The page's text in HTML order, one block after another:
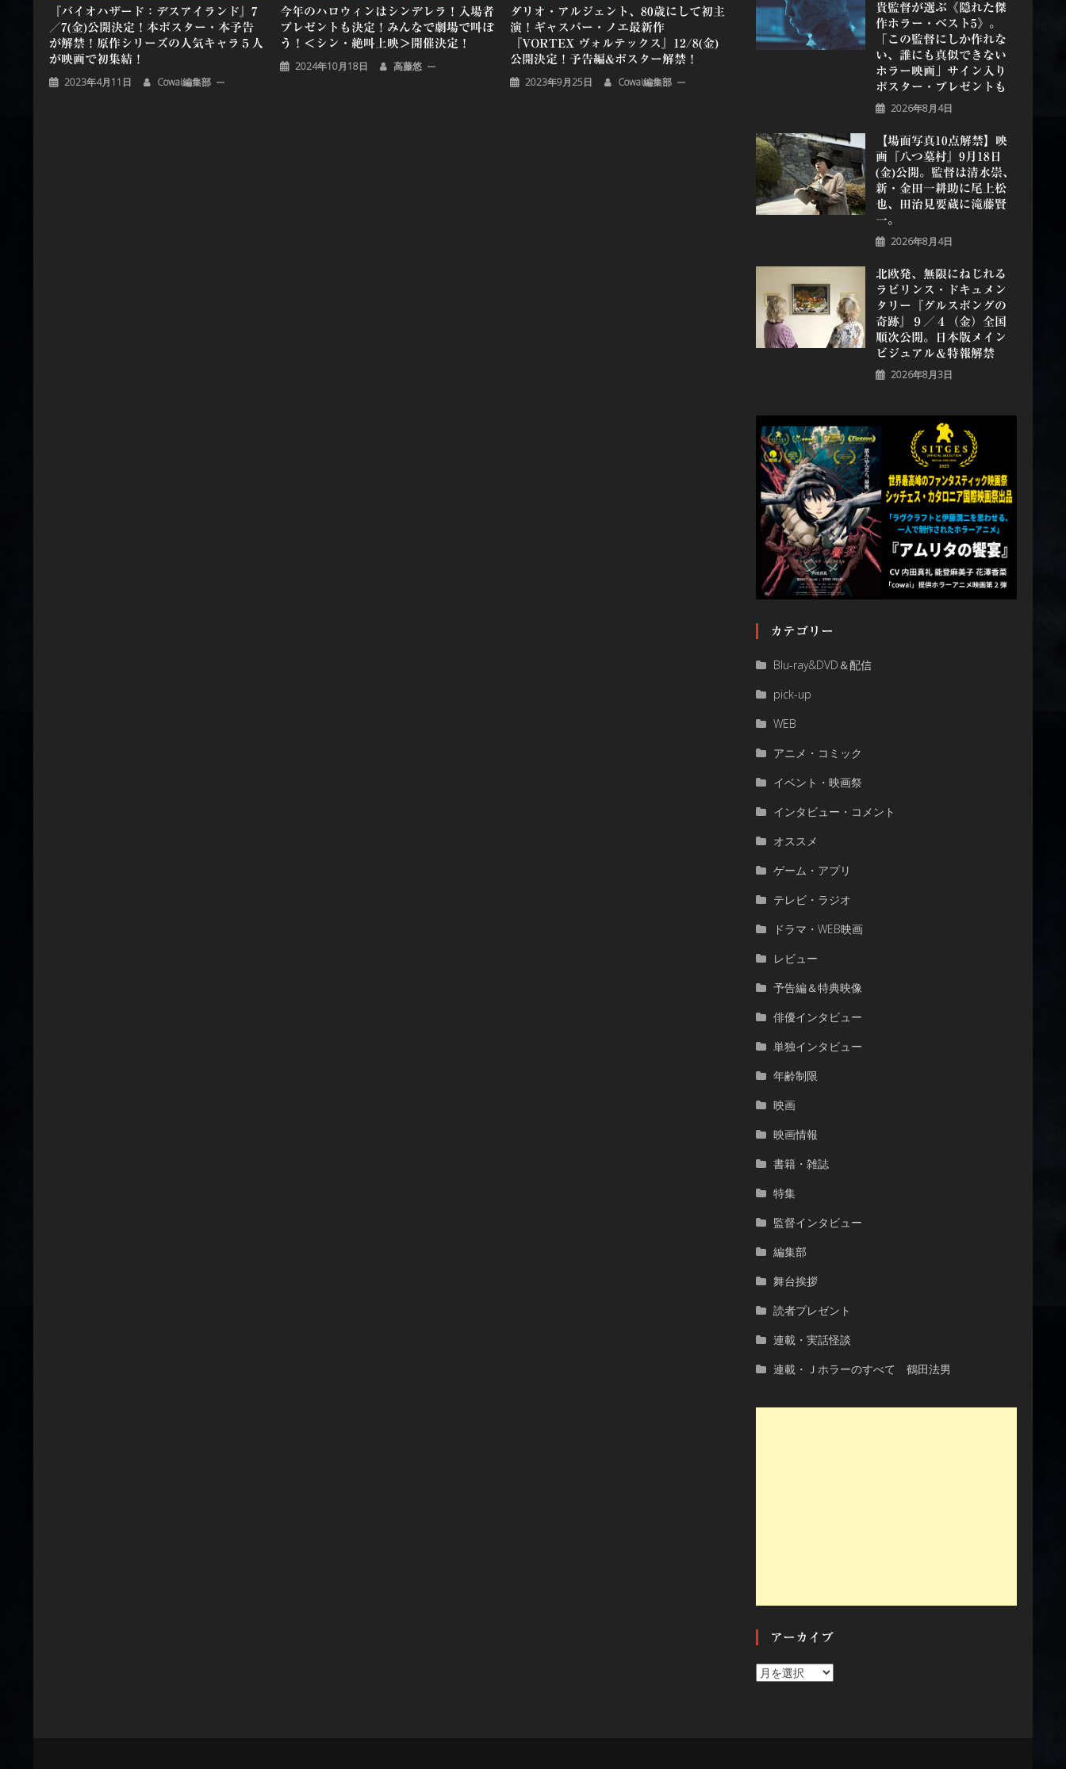
『バイオハザード：デスアイランド』7
／7(金)公開決定！本ポスター・本予告
が解禁！原作シリーズの人気キャラ５人
が映画で初集結！
2023年4月11日 Cowai編集部
今年のハロウィンはシンデレラ！入場者
プレゼントも決定！みんなで劇場で叫ぼ
う！＜シン・絶叫上映＞開催決定！
2024年10月18日 高藤悠
ダリオ・アルジェント、80歳にして初主
演！ギャスパー・ノエ最新作
『VORTEX ヴォルテックス』12/8(金)
公開決定！予告編&ポスター解禁！
2023年9月25日 Cowai編集部
貴監督が選ぶ《隠れた傑
作ホラー・ベスト5》。
「この監督にしか作れな
い、誰にも真似できない
ホラー映画」サイン入り
ポスター・プレゼントも
2026年8月4日
【場面写真10点解禁】映
画『八つ墓村』9月18日
(金)公開。監督は清水崇、
新・金田一耕助に尾上松
也、田治見要蔵に滝藤賢
一。
2026年8月4日
北欧発、無限にねじれる
ラビリンス・ドキュメン
タリー『グルスポングの
奇跡』９／４（金）全国
順次公開。日本版メイン
ビジュアル＆特報解禁
2026年8月3日
カテゴリー
Blu-ray&DVD＆配信
pick-up
WEB
アニメ・コミック
イベント・映画祭
インタビュー・コメント
オススメ
ゲーム・アプリ
テレビ・ラジオ
ドラマ・WEB映画
レビュー
予告編＆特典映像
俳優インタビュー
単独インタビュー
年齢制限
映画
映画情報
書籍・雑誌
特集
監督インタビュー
編集部
舞台挨拶
読者プレゼント
連載・実話怪談
連載・Ｊホラーのすべて 鶴田法男
アーカイブ
ア